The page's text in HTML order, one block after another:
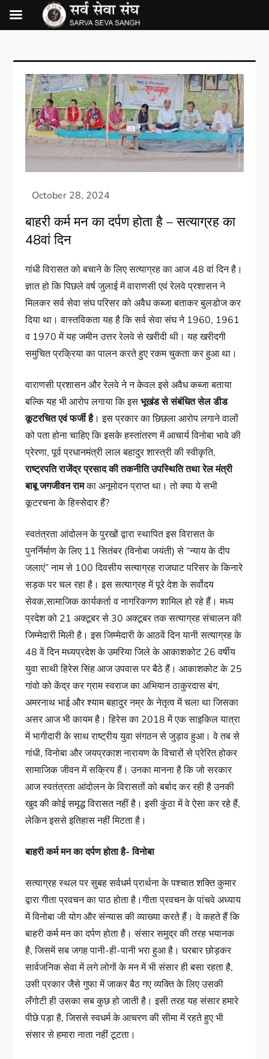
बाहरी कर्म मन का दर्पण होता है – सत्याग्रह का
48वां दिन
गांधी विरासत को बचाने के लिए सत्याग्रह का आज 48 वां दिन है।
ज्ञात हो कि पिछले वर्ष जुलाई में वाराणसी एवं रेलवे प्रशासन ने
मिलकर सर्व सेवा संघ परिसर को अवैध कब्जा बताकर बुलडोज कर
दिया था। वास्तविकता यह है कि सर्व सेवा संघ ने 1960, 1961
व 1970 में यह जमीन उत्तर रेलवे से खरीदी थी। यह खरीदगी
समुचित प्रक्रिया का पालन करते हुए रकम चुकता कर हुआ था।
वाराणसी प्रशासन और रेलवे ने न केवल इसे अवैध कब्जा बताया
बल्कि यह भी आरोप लगाया कि इसभूखंड से संबंधित सेल डीड
कूटरचित एवं फर्जी है। इस प्रकार का छिछला आरोप लगाने वालों
को पता होना चाहिए कि इसके हस्तांतरण में आचार्य विनोबा भावे की
प्रेरणा, पूर्व प्रधानमंत्री लाल बहादुर शास्त्री की स्वीकृति,
राष्ट्रपति राजेंद्र प्रसाद की तकनीति उपस्थिति तथा रेल मंत्री
बाबू जगजीवन रामका अनूमोदन प्राप्त था। तो क्या ये सभी
कूटरचना के हिस्सेदार हैं?
स्वतंत्रता आंदोलन के पुरखों द्वारा स्थापित इस विरासत के
पुनर्निर्माण के लिए 11 सितंबर (विनोबा जयंती) से “न्याय के दीप
जलाएं” नाम से 100 दिवसीय सत्याग्रह राजघाट परिसर के किनारे
सड़क पर चल रहा है। इस सत्याग्रह में पूरे देश के सर्वोदय
सेवक,सामाजिक कार्यकर्ता व नागरिकगण शामिल हो रहे हैं। मध्य
प्रदेश को 21 अक्टूबर से 30 अक्टूबर तक सत्याग्रह संचालन की
जिम्मेदारी मिली है। इस जिम्मेदारी के आठवें दिन यानी सत्याग्रह के
48 वें दिन मध्यप्रदेश के उमरिया जिले के आकाशकोट 26 वर्षीय
युवा साथी हिरेस सिंह आज उपवास पर बैठे हैं। आकाशकोट के 25
गांवो को केंद्र कर ग्राम स्वराज का अभियान ठाकुरदास बंग,
अमरनाथ भाई और श्याम बहादुर नम्र के नेतृत्व में चला था जिसका
असर आज भी कायम है। हिरेस का 2018 में एक साइकिल यात्रा
में भागीदारी के साथ राष्ट्रीय युवा संगठन से जुड़ाव हुआ। वे तब से
गांधी, विनोबा और जयप्रकाश नारायण के विचारों से प्रेरित होकर
सामाजिक जीवन में सक्रिय हैं। उनका मानना है कि जो सरकार
आज स्वतंत्रता आंदोलन के विरासतों को बर्बाद कर रही है उनकी
खुद की कोई समृद्ध विरासत नहीं है। इसी कुंठा में वे ऐसा कर रहे हैं,
लेकिन इससे इतिहास नहीं मिटता है।
बाहरी कर्म मन का दर्पण होता है- विनोबा
सत्याग्रह स्थल पर सुबह सर्वधर्म प्रार्थना के पश्चात शक्ति कुमार
द्वारा गीता प्रवचन का पाठ होता है।गीता प्रवचन के पांचवे अध्याय
में विनोबा जी योग और संन्यास की व्याख्या करते हैं। वे कहते हैं कि
बाहरी कर्म मन का दर्पण होता है। संसार समुद्र की तरह भयानक
है, जिसमें सब जगह पानी-ही-पानी भरा हुआ है। घरबार छोड़कर
सार्वजनिक सेवा में लगे लोगों के मन में भी संसार ही बसा रहता है,
उसी प्रकार जैसे गुफा में जाकर बैठ गए व्यक्ति के लिए उसकी
लँगोटी ही उसका सब कुछ हो जाती है। इसी तरह यह संसार हमारे
पीछे पड़ा है, जिससे स्वधर्म के आचरण की सीमा में रहते हुए भी
संसार से हमारा नाता नहीं टूटता।